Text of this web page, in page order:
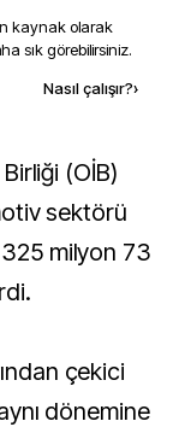
kaynak olarak
sık görebilirsiniz.
Nasıl çalışır?›
sektörü
milyon 73
çekici
dönemine